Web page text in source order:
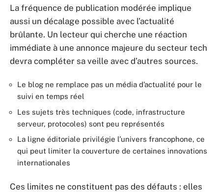
La fréquence de publication modérée implique
aussi un décalage possible avec l’actualité
brûlante. Un lecteur qui cherche une réaction
immédiate à une annonce majeure du secteur tech
devra compléter sa veille avec d’autres sources.
Le blog ne remplace pas un média d’actualité pour le
suivi en temps réel
Les sujets très techniques (code, infrastructure
serveur, protocoles) sont peu représentés
La ligne éditoriale privilégie l’univers francophone, ce
qui peut limiter la couverture de certaines innovations
internationales
Ces limites ne constituent pas des défauts : elles